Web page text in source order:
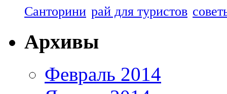
Санторини рай для туристов
Архивы
Февраль 2014